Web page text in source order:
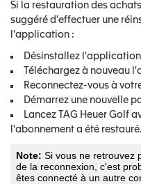
Si la restauration des
suggéré d'effectuer une
l'application :
Désinstallez l'application
Téléchargez à nouveau
Reconnectez-vous à
Démarrez une nouvelle
Lancez TAG Heuer Golf
l'abonnement a été restauré.
Note: Si vous ne retrouvez
de la reconnexion, c'est
êtes connecté à un autre